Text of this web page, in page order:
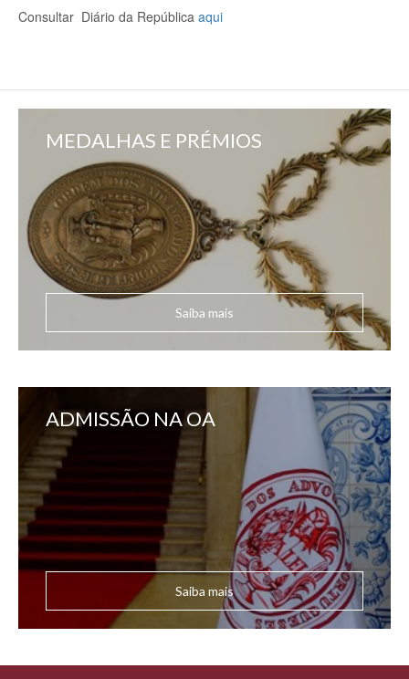
Consultar Diário da República aqui
MEDALHAS E PRÉMIOS
Saiba mais
ADMISSÃO NA OA
Saiba mais